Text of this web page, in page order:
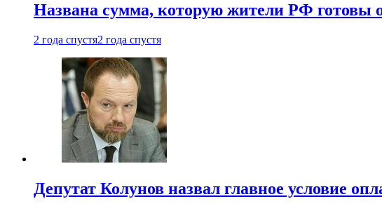
Названа сумма, которую жители РФ готовы
2 года спустя2 года спустя
Депутат Колунов назвал главное условие